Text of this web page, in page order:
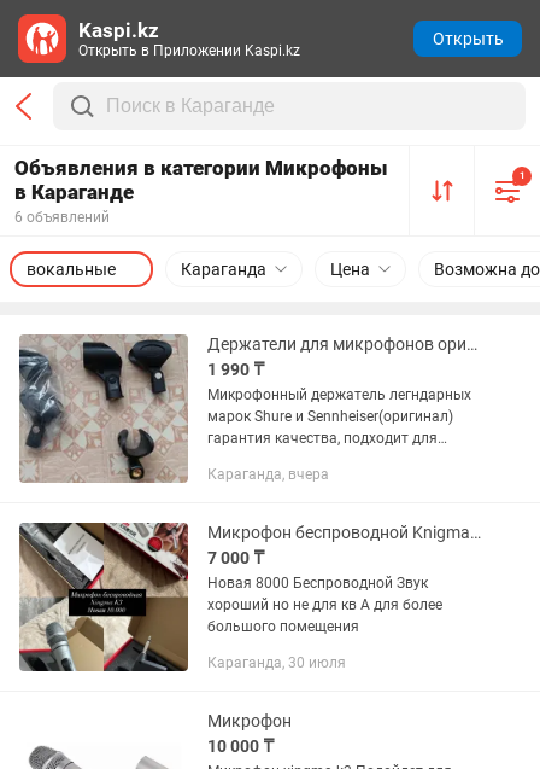
Объявления в категории Микрофоны
в Караганде
6 объявлений
1
Караганда Цена Возможна
вокальные
Держатели для микрофонов оригинал качество 100%
1 990 ₸
Микрофонный держатель легндарных
марок Shure и Sennheiser(оригинал)
гарантия качества, подходит для
же ручных микрофонов.
Караганда, вчера
Микрофон беспроводной Knigma. K3
7 000 ₸
Новая 8000 Беспроводной Звук
хороший но не для кв А для более
большого помещения
Караганда, 30 июля
Микрофон
10 000 ₸
Kaspi.kz
Открыть в Приложении Kaspi.kz
Открыть